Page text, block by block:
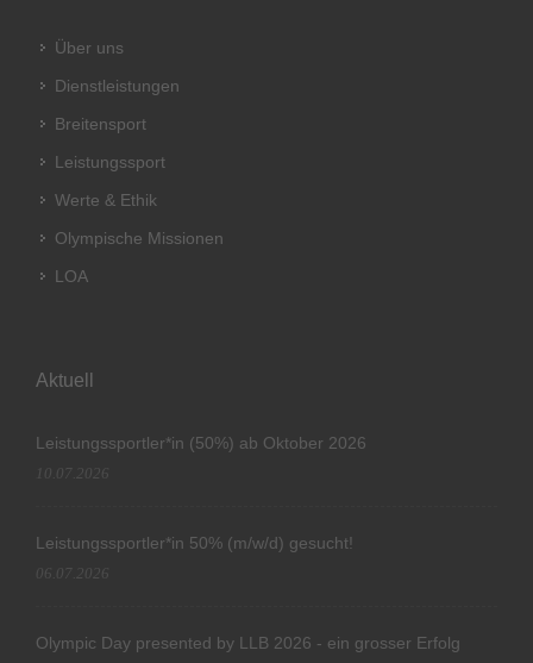
Über uns
Dienstleistungen
Breitensport
Leistungssport
Werte & Ethik
Olympische Missionen
LOA
Aktuell
Leistungssportler*in (50%) ab Oktober 2026
10.07.2026
Leistungssportler*in 50% (m/w/d) gesucht!
06.07.2026
Olympic Day presented by LLB 2026 - ein grosser Erfolg